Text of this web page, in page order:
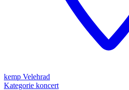
kemp Velehrad
Kategorie koncert